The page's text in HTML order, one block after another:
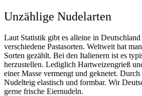
Unzählige Nudelarten
Laut Statistik gibt es alleine in
verschiedene Pastasorten. Weltweit hat
Sorten gezählt. Bei den Italienern ist es
herzustellen. Lediglich Hartweizengrieß
einer Masse vermengt und geknetet.
Nudelteig elastisch und formbar. Wir
gerne frische Eiernudeln.